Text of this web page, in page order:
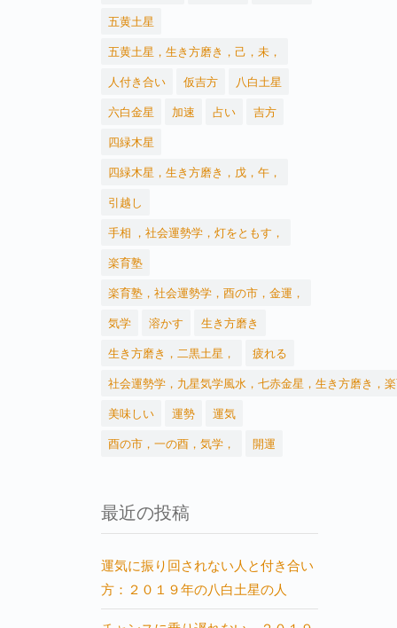
五黄土星
五黄土星，生き方磨き，己，未，
人付き合い
仮吉方
八白土星
六白金星
加速 占い
吉方
四緑木星
四緑木星，生き方磨き，戊，午，
引越し
手相 ，社会運勢学，灯をともす，
楽育塾
楽育塾，社会運勢学，酉の市，金運，
気学
溶かす
生き方磨き
生き方磨き，二黒土星，
疲れる
社会運勢学，九星気学風水，七赤金星，生き方磨き，
美味しい
運勢
運気
酉の市，一の酉，気学，
開運
最近の投稿
運気に振り回されない人と付き合い
方：２０１９年の八白土星の人